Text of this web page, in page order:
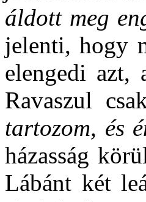
áldott meg
jelenti, hogy
elengedi azt,
Ravaszul
tartozom, és
házasság
Lábánt két